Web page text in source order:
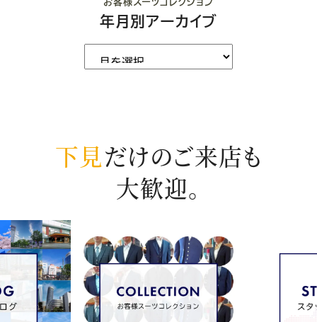
年月別アーカイブ
下見だけのご来店も
大歓迎。